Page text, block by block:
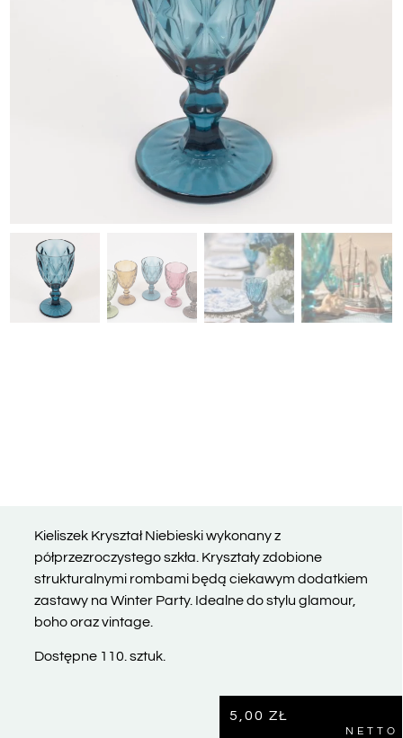
Kieliszek Kryształ Niebieski wykonany z
półprzezroczystego szkła. Kryształy zdobione
strukturalnymi rombami będą ciekawym dodatkiem
zastawy na Winter Party. Idealne do stylu glamour,
boho oraz vintage.
Dostępne 110. sztuk.
5,00 ZŁ
NETTO